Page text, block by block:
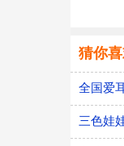
猜你
全国爱
三色娃